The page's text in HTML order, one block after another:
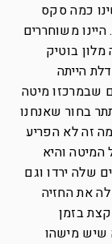
כמה סקס
משוחררים
בוטיק
הייתה
שבמרכזו מיטה
בחור שאנחנו
זה לא הפריע
המיטה והיא
שלה ירדו וגם
את החזיה
בזמן
שיש מישהו